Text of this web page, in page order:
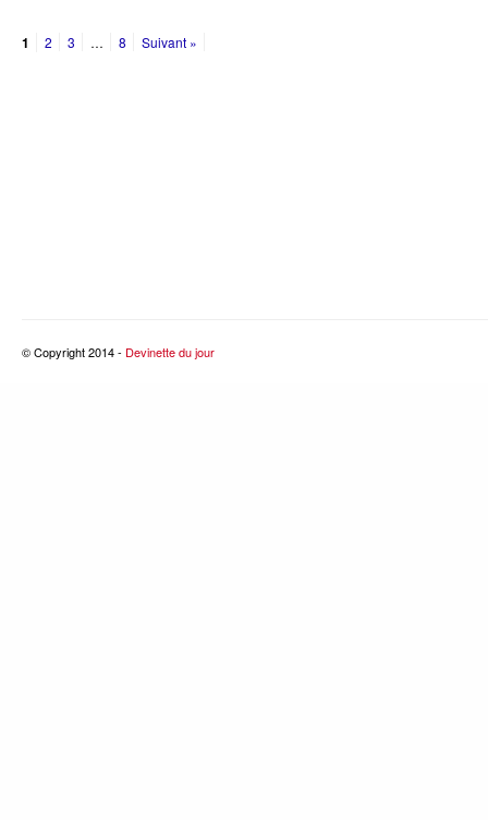
1 2 3 … 8 Suivant »
© Copyright 2014 - Devinette du jour